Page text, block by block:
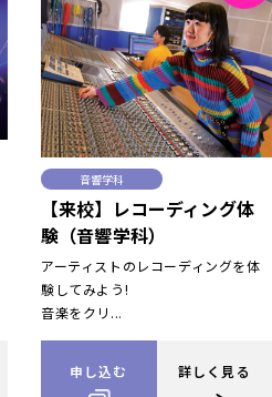
音響学科
【来校】レコーディング体
験（音響学科）
アーティストのレコーディングを体
験してみよう!
音楽をクリ...
申し込む 詳しく見る